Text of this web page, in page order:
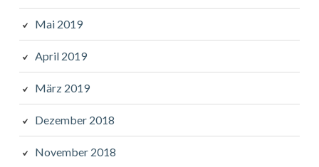
Mai 2019
April 2019
März 2019
Dezember 2018
November 2018